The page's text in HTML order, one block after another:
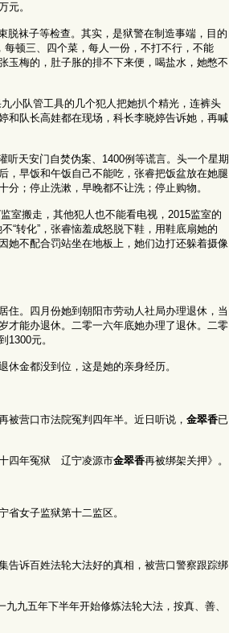
元。
脱袜子等检查。其实，是狱警在制造事端，目的
顿三、四个菜，每人一份，不打不行，不能
玉梅的，肚子胀的排不下来便，喝盐水，她憋不
小队管工具的几个犯人把她扒个精光，连裤头
和队长高娃都在现场，科长李晓婷告诉她，再喊
听天安门自焚伪案、1400例等谎言。头一个星期
，早饭和午饭自己不能吃，张睿把饭盆放在她腿
；停止洗漱，早晚都不让洗；停止购物。
室搬走，其他犯人也不能看电视，2015监室的
“转化”，张睿恼羞成怒脱下鞋，用鞋底扇她的
她不配合罚站坐在地板上，她们边打还躲着摄像
住。四月份她到朝阳市劳动人社局办理退休，当
才能办退休。二零一六年底她办理了退休。二零
元。
金都没到位，这是她的亲身经历。
营口市法院冤判四年半。近日听说， 金翠香已
四年冤狱 辽宁凌源市金翠香再被绑架关押》。
省女子监狱第十二监区。
告诉百姓法轮大法好的真相，被营口警察跟踪绑
九五年下半年开始修炼法轮大法，按真、善、